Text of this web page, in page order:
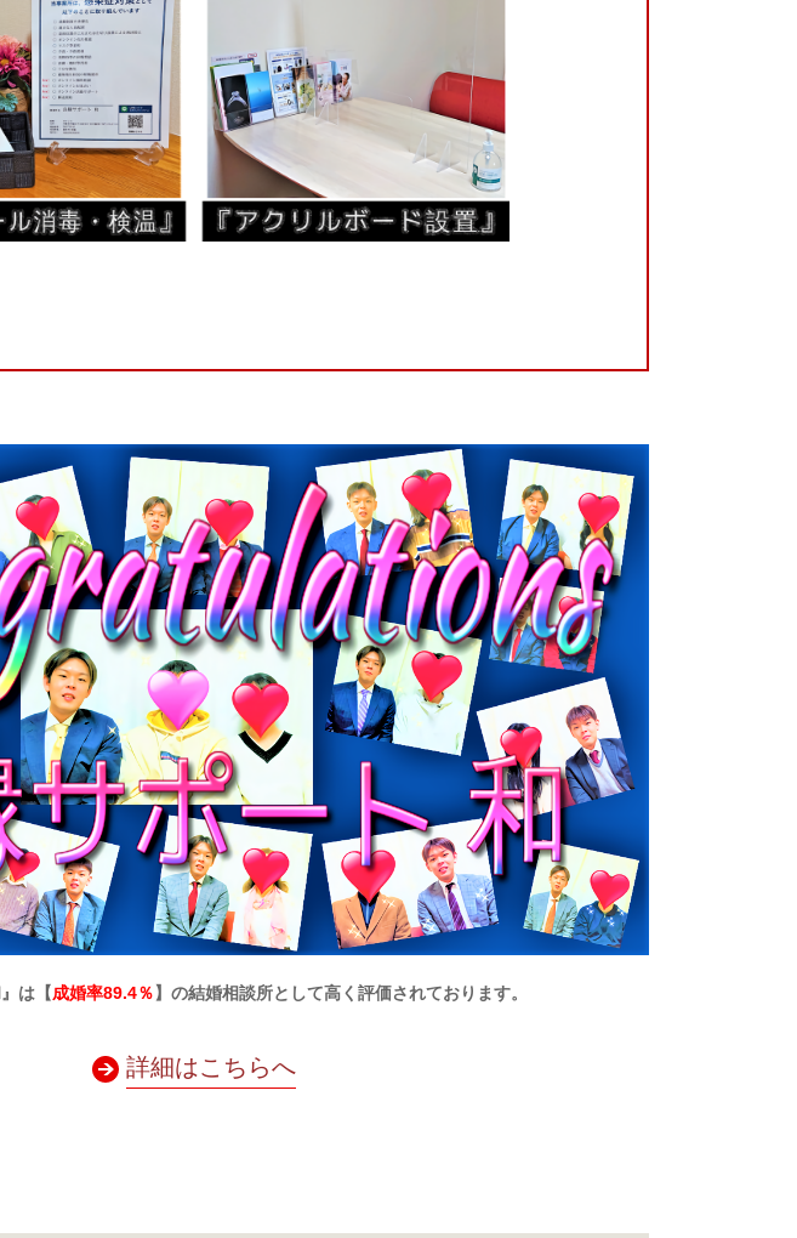
は【成婚率89.4％】の結婚相談所として高く評価されております。
詳細はこちらへ